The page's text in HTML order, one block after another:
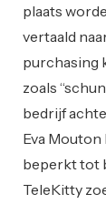
plaats
vertaald
purchasing
zoals
bedrijf
Eva
beperkt tot
TeleKitty